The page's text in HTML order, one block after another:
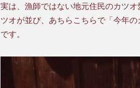
実は、漁師ではない地元住民のカツ
ツオが並び、あちらこちらで「今年
です。